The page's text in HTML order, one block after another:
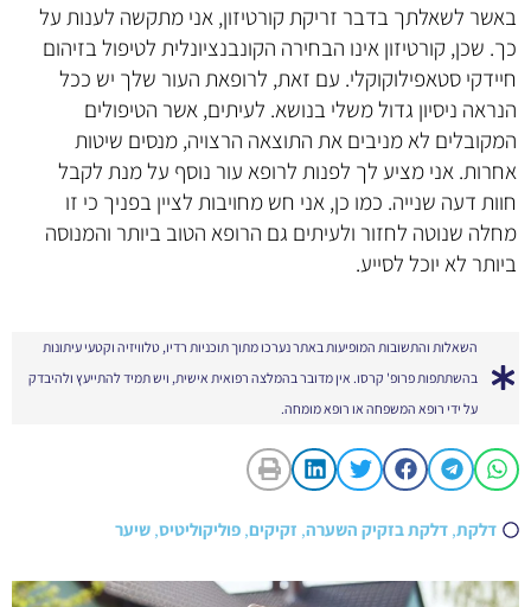
באשר לשאלתך בדבר זריקת קורטיזון, אני מתקשה לענות על
כך. שכן, קורטיזון אינו הבחירה הקונבנציונלית לטיפול בזיהום
חיידקי סטאפילוקוקלי. עם זאת, לרופאת העור שלך יש ככל
הנראה ניסיון גדול משלי בנושא. לעיתים, אשר הטיפולים
המקובלים לא מניבים את התוצאה הרצויה, מנסים שיטות
אחרות. אני מציע לך לפנות לרופא עור נוסף על מנת לקבל
חוות דעה שנייה. כמו כן, אני חש מחויבות לציין בפניך כי זו
מחלה שנוטה לחזור ולעיתים גם הרופא הטוב ביותר והמנוסה
ביותר לא יוכל לסייע.
השאלות והתשובות המופיעות באתר נערכו מתוך תוכניות רדיו, טלוויזיה וקטעי עיתונות
בהשתתפות פרופ' קרסו. אין מדובר בהמלצה רפואית אישית, ויש תמיד להתייעץ ולהיבדק
על ידי רופא המשפחה או רופא מומחה.
דלקת, דלקת בזקיק השערה, זקיקים, פוליקוליטיס, שיער